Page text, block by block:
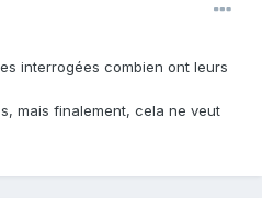
interrogées combien ont leurs
mais finalement, cela ne veut